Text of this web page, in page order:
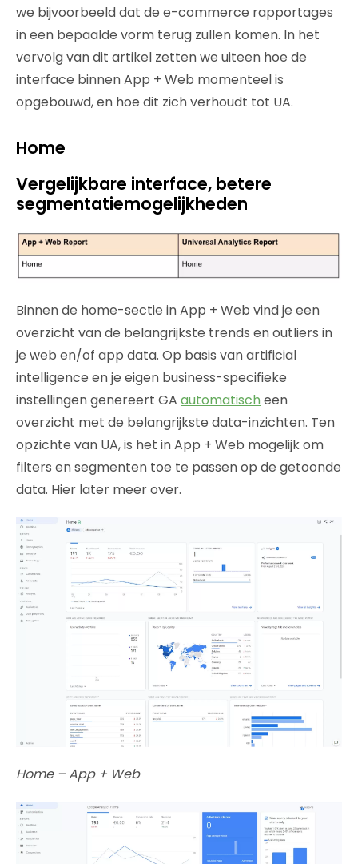
we bijvoorbeeld dat de e-commerce rapportages
in een bepaalde vorm terug zullen komen. In het
vervolg van dit artikel zetten we uiteen hoe de
interface binnen App + Web momenteel is
opgebouwd, en hoe dit zich verhoudt tot UA.
Home
Vergelijkbare interface, betere
segmentatiemogelijkheden
Binnen de home-sectie in App + Web vind je een
overzicht van de belangrijkste trends en outliers in
je web en/of app data. Op basis van artificial
intelligence en je eigen business-specifieke
instellingen genereert GA automatisch een
overzicht met de belangrijkste data-inzichten. Ten
opzichte van UA, is het in App + Web mogelijk om
filters en segmenten toe te passen op de getoonde
data. Hier later meer over.
Home – App + Web